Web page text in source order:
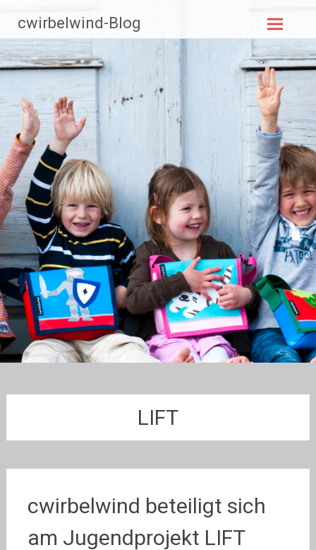
Inhalt
springen
cwirbelwind-Blog
LIFT
cwirbelwind beteiligt sich
am Jugendprojekt LIFT